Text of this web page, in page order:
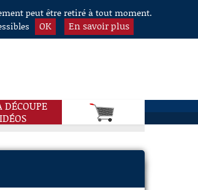
peut être retiré à tout moment.
OK En savoir plus
DÉCOUPE